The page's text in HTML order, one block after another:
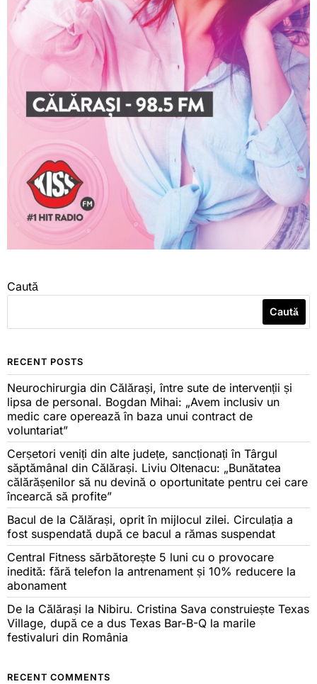
Caută
Caută
RECENT POSTS
Neurochirurgia din Călărași, între sute de intervenții și
lipsa de personal. Bogdan Mihai: „Avem inclusiv un
medic care operează în baza unui contract de
voluntariat”
Cerșetori veniți din alte județe, sancționați în Târgul
săptămânal din Călărași. Liviu Oltenacu: „Bunătatea
călărășenilor să nu devină o oportunitate pentru cei care
încearcă să profite”
Bacul de la Călărași, oprit în mijlocul zilei. Circulația a
fost suspendată după ce bacul a rămas suspendat
Central Fitness sărbătorește 5 luni cu o provocare
inedită: fără telefon la antrenament și 10% reducere la
abonament
De la Călărași la Nibiru. Cristina Sava construiește Texas
Village, după ce a dus Texas Bar-B-Q la marile
festivaluri din România
RECENT COMMENTS